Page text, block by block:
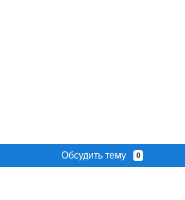
Обсудить тему 0